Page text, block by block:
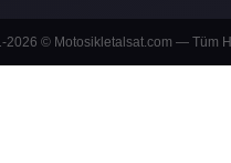
2026 © Motosikletalsat.com — Tüm